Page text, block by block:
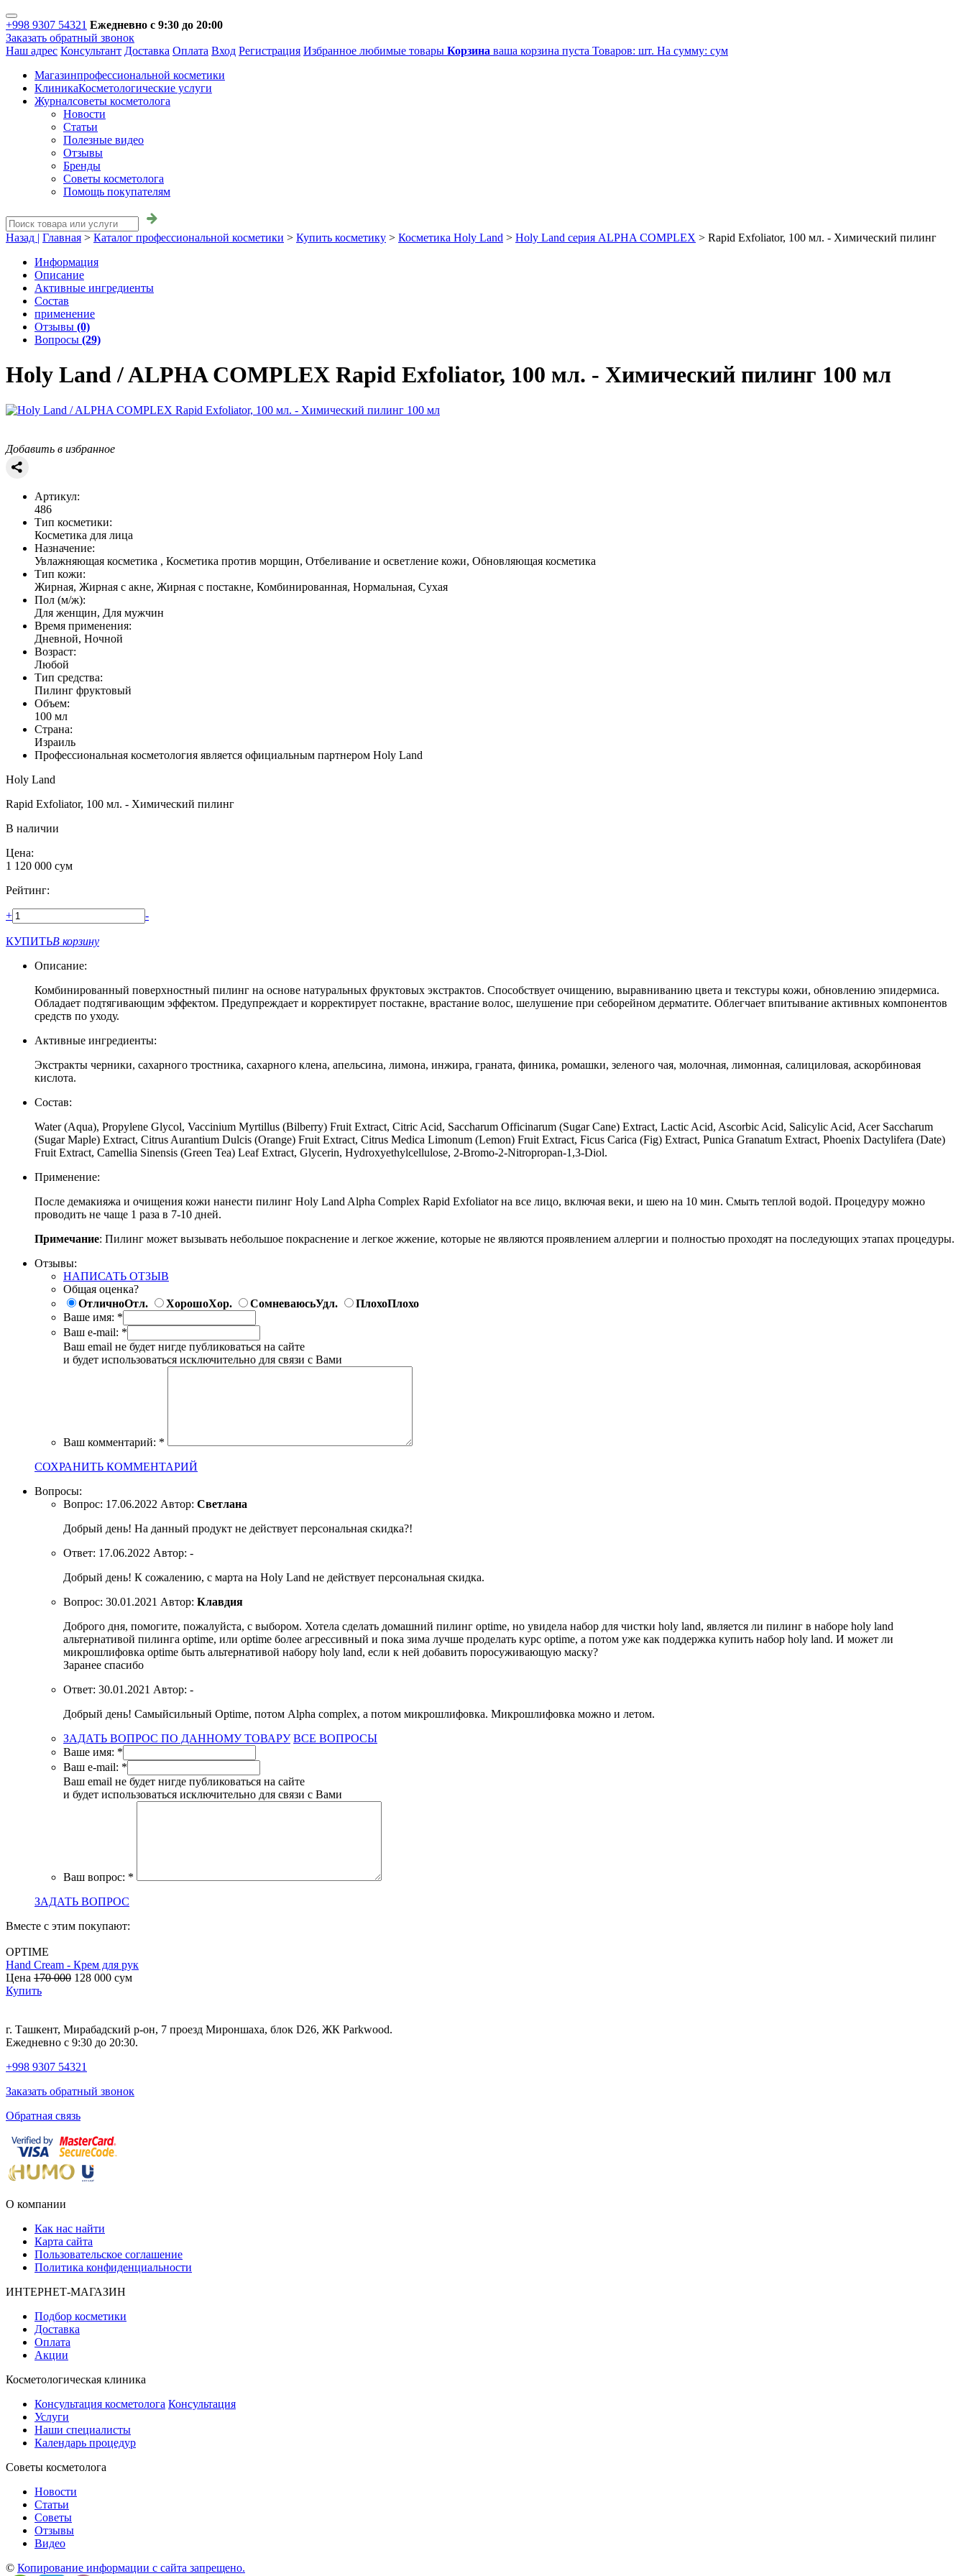
+998 9307 54321 Ежедневно с 9:30 до 20:00
Заказать обратный звонок
Наш адрес Консультант Доставка Оплата Вход Регистрация Избранное любимые товары Корзина ваша корзина пуста Товаров: шт. На сумму: сум
Магазинпрофессиональной косметики
КлиникаКосметологические услуги
Журналсоветы косметолога
Новости
Статьи
Полезные видео
Отзывы
Бренды
Советы косметолога
Помощь покупателям
Назад | Главная > Каталог профессиональной косметики > Купить косметику > Косметика Holy Land > Holy Land серия ALPHA COMPLEX > Rapid Exfoliator, 100 мл. - Химический пилинг
Информация
Описание
Активные ингредиенты
Состав
применение
Отзывы (0)
Вопросы (29)
Holy Land / ALPHA COMPLEX Rapid Exfoliator, 100 мл. - Химический пилинг 100 мл
Добавить в избранное
Артикул:
486
Тип косметики:
Косметика для лица
Назначение:
Увлажняющая косметика , Косметика против морщин, Отбеливание и осветление кожи, Обновляющая косметика
Тип кожи:
Жирная, Жирная с акне, Жирная с постакне, Комбинированная, Нормальная, Сухая
Пол (м/ж):
Для женщин, Для мужчин
Время применения:
Дневной, Ночной
Возраст:
Любой
Тип средства:
Пилинг фруктовый
Объем:
100 мл
Страна:
Израиль
Профессиональная косметология является официальным партнером Holy Land
Holy Land
Rapid Exfoliator, 100 мл. - Химический пилинг
В наличии
Цена:
1 120 000 сум
Рейтинг:
+ -
КУПИТЬВ корзину
Описание:
Комбинированный поверхностный пилинг на основе натуральных фруктовых экстрактов. Способствует очищению, выравниванию цвета и текстуры кожи, обновлению эпидермиса.
Обладает подтягивающим эффектом. Предупреждает и корректирует постакне, врастание волос, шелушение при себорейном дерматите. Облегчает впитывание активных компонентов
средств по уходу.
Активные ингредиенты:
Экстракты черники, сахарного тростника, сахарного клена, апельсина, лимона, инжира, граната, финика, ромашки, зеленого чая, молочная, лимонная, салициловая, аскорбиновая
кислота.
Состав:
Water (Aqua), Propylene Glycol, Vaccinium Myrtillus (Bilberry) Fruit Extract, Citric Acid, Saccharum Officinarum (Sugar Cane) Extract, Lactic Acid, Ascorbic Acid, Salicylic Acid, Acer Saccharum
(Sugar Maple) Extract, Citrus Aurantium Dulcis (Orange) Fruit Extract, Citrus Medica Limonum (Lemon) Fruit Extract, Ficus Carica (Fig) Extract, Punica Granatum Extract, Phoenix Dactylifera (Date)
Fruit Extract, Camellia Sinensis (Green Tea) Leaf Extract, Glycerin, Hydroxyethylcellulose, 2-Bromo-2-Nitropropan-1,3-Diol.
Применение:
После демакияжа и очищения кожи нанести пилинг Holy Land Alpha Complex Rapid Exfoliator на все лицо, включая веки, и шею на 10 мин. Смыть теплой водой. Процедуру можно
проводить не чаще 1 раза в 7-10 дней.
Примечание: Пилинг может вызывать небольшое покраснение и легкое жжение, которые не являются проявлением аллергии и полностью проходят на последующих этапах процедуры.
Отзывы:
НАПИСАТЬ ОТЗЫВ
Общая оценка?
ОтличноОтл. ХорошоХор. СомневаюсьУдл. ПлохоПлохо
Ваше имя: *
Ваш e-mail: *
Ваш email не будет нигде публиковаться на сайте
и будет использоваться исключительно для связи с Вами
Ваш комментарий: *
СОХРАНИТЬ КОММЕНТАРИЙ
Вопросы:
Вопрос: 17.06.2022 Автор: Светлана
Добрый день! На данный продукт не действует персональная скидка?!
Ответ: 17.06.2022 Автор: -
Добрый день! К сожалению, с марта на Holy Land не действует персональная скидка.
Вопрос: 30.01.2021 Автор: Клавдия
Доброго дня, помогите, пожалуйста, с выбором. Хотела сделать домашний пилинг optime, но увидела набор для чистки holy land, является ли пилинг в наборе holy land
альтернативой пилинга optime, или optime более агрессивный и пока зима лучше проделать курс optime, а потом уже как поддержка купить набор holy land. И может ли
микрошлифовка optime быть альтернативой набору holy land, если к ней добавить поросуживающую маску?
Заранее спасибо
Ответ: 30.01.2021 Автор: -
Добрый день! Самыйсильный Optime, потом Alpha complex, а потом микрошлифовка. Микрошлифовка можно и летом.
ЗАДАТЬ ВОПРОС ПО ДАННОМУ ТОВАРУ ВСЕ ВОПРОСЫ
Ваше имя: *
Ваш e-mail: *
Ваш email не будет нигде публиковаться на сайте
и будет использоваться исключительно для связи с Вами
Ваш вопрос: *
ЗАДАТЬ ВОПРОС
Вместе с этим покупают:
OPTIME
Hand Cream - Крем для рук
Цена 170 000 128 000 сум
Купить
г. Ташкент, Мирабадский р-он, 7 проезд Мироншаха, блок D26, ЖК Раrkwood.
Ежедневно с 9:30 до 20:30.
+998 9307 54321
Заказать обратный звонок
Обратная связь
О компании
Как нас найти
Карта сайта
Пользовательское соглашение
Политика конфиденциальности
ИНТЕРНЕТ-МАГАЗИН
Подбор косметики
Доставка
Оплата
Акции
Косметологическая клиника
Консультация косметолога Консультация
Услуги
Наши специалисты
Календарь процедур
Cоветы косметолога
Новости
Статьи
Советы
Отзывы
Видео
© Копирование информации с сайта запрещено.